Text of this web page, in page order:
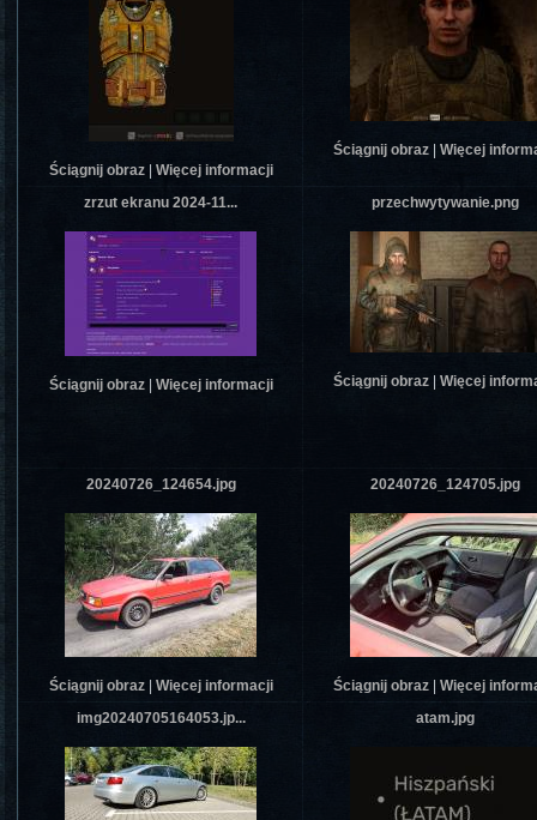
Ściągnij obraz| Więcej informacji
Ściągnij obraz Więcej
zrzut ekranu 2024-11...
Ściągnij obraz| Więcej informacji
przechwytywanie.png
Ściągnij obraz Więcej
20240726_124654.jpg
Ściągnij obraz| Więcej informacji
20240726_124705.jpg
Ściągnij obraz
Więcej
img20240705164053.jp...
atam.jpg